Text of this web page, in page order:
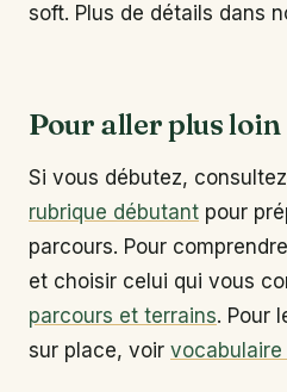
soft. Plus de détails dans
Pour aller plus loin
Si vous débutez,
rubrique débutant pour
parcours. Pour
et choisir celui qui vous
parcours et terrains. Pour
sur place, voir